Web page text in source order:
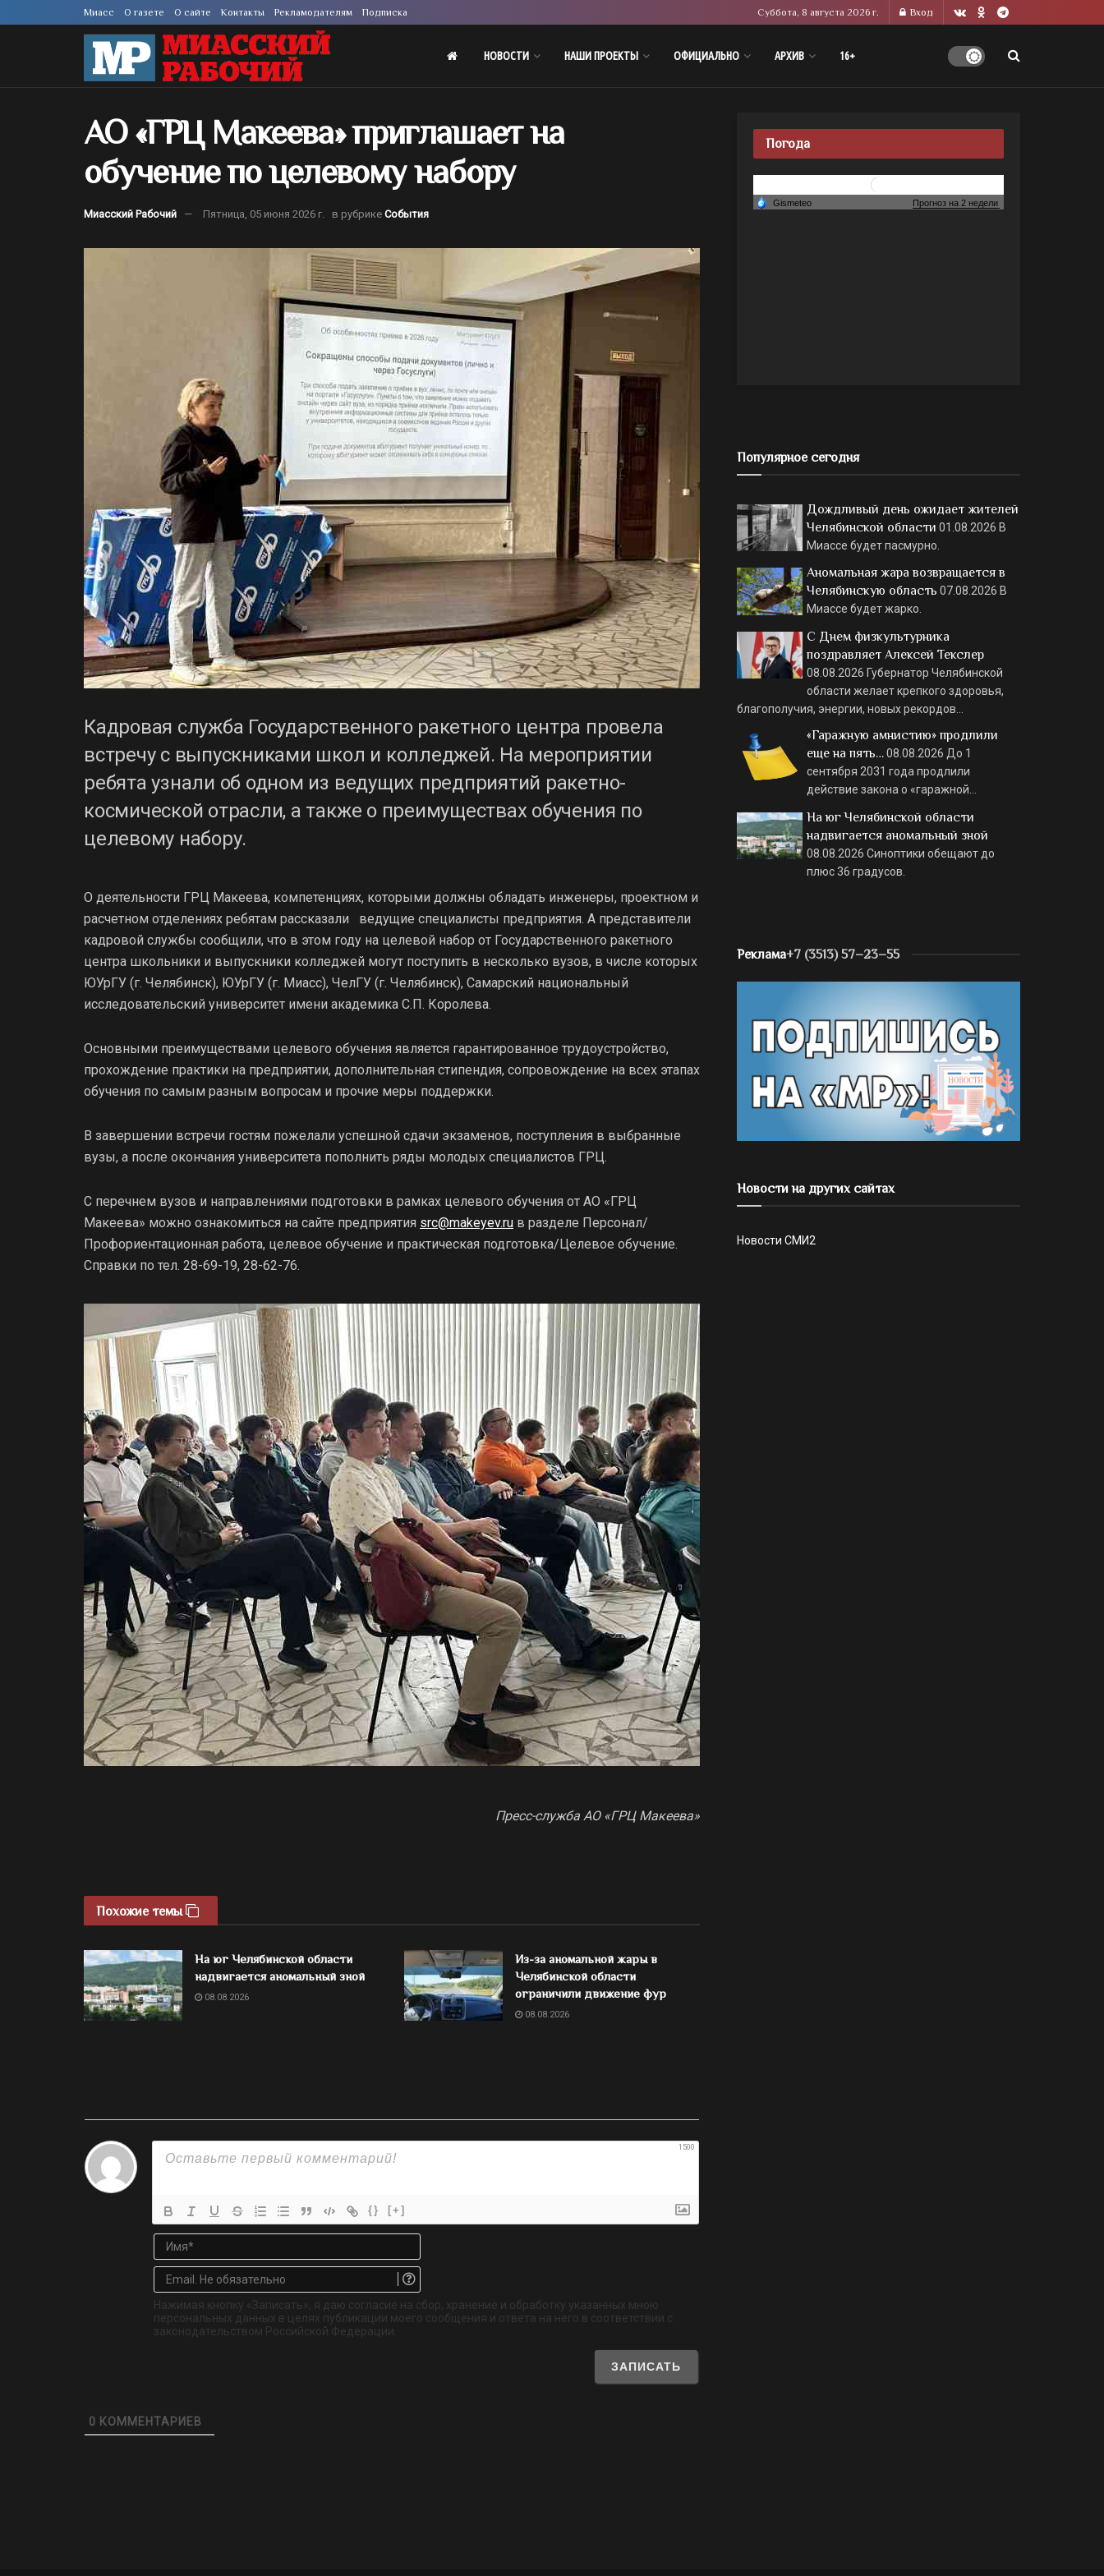
Миасс О газете О сайте Контакты Рекламодателям Подписка Суббота, 8 августа 2026 г. Вход
НОВОСТИ НАШИ ПРОЕКТЫ ОФИЦИАЛЬНО АРХИВ 16+
АО «ГРЦ Макеева» приглашает на
обучение по целевому набору
Миасский Рабочий Пятница, 05 июня 2026 г. в рубрике События
Кадровая служба Государственного ракетного центра провела
встречу с выпускниками школ и колледжей. На мероприятии
ребята узнали об одном из ведущих предприятий ракетно-
космической отрасли, а также о преимуществах обучения по
целевому набору.
О деятельности ГРЦ Макеева, компетенциях, которыми должны обладать инженеры, проектном и
расчетном отделениях ребятам рассказали ведущие специалисты предприятия. А представители
кадровой службы сообщили, что в этом году на целевой набор от Государственного ракетного
центра школьники и выпускники колледжей могут поступить в несколько вузов, в числе которых
ЮУрГУ (г. Челябинск), ЮУрГУ (г. Миасс), ЧелГУ (г. Челябинск), Самарский национальный
исследовательский университет имени академика С.П. Королева.
Основными преимуществами целевого обучения является гарантированное трудоустройство,
прохождение практики на предприятии, дополнительная стипендия, сопровождение на всех этапах
обучения по самым разным вопросам и прочие меры поддержки.
В завершении встречи гостям пожелали успешной сдачи экзаменов, поступления в выбранные
вузы, а после окончания университета пополнить ряды молодых специалистов ГРЦ.
С перечнем вузов и направлениями подготовки в рамках целевого обучения от АО «ГРЦ
Макеева» можно ознакомиться на сайте предприятия src@makeyev.ru в разделе Персонал/
Профориентационная работа, целевое обучение и практическая подготовка/Целевое обучение.
Справки по тел. 28-69-19, 28-62-76.
Пресс-служба АО «ГРЦ Макеева»
Похожие темы
На юг Челябинской области
надвигается аномальный зной
08.08.2026
Из-за аномальной жары в
Челябинской области
ограничили движение фур
08.08.2026
1500
{} [+]
Имя*
Email.
обязательно
Нажимая кнопку «Записать», я даю согласие на сбор, хранение и обработку указанных мною
персональных данных в целях публикации моего сообщения и ответа на него в соответствии с
законодательством Российской Федерации.
0 КОММЕНТАРИЕВ
Погода
Популярное сегодня
Дождливый день ожидает жителей
Челябинской области 01.08.2026 В
Миассе будет пасмурно.
Аномальная жара возвращается в
Челябинскую область 07.08.2026 В
Миассе будет жарко.
С Днем физкультурника
поздравляет Алексей Текслер
08.08.2026 Губернатор Челябинской
области желает крепкого здоровья,
благополучия, энергии, новых рекордов…
«Гаражную амнистию» продлили
еще на пять…08.08.2026 До 1
сентября 2031 года продлили
действие закона о «гаражной…
На юг Челябинской области
надвигается аномальный зной
08.08.2026 Синоптики обещают до
плюс 36 градусов.
Реклама+7 (3513) 57–23–55
Новости на других сайтах
Новости СМИ2